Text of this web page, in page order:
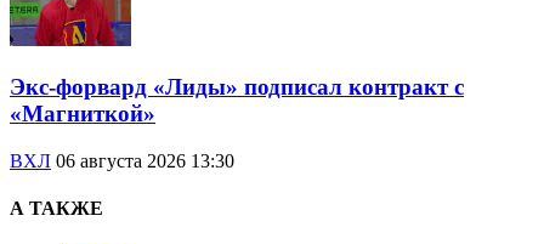
Экс-форвард «Лиды» подписал контракт с
«Магниткой»
ВХЛ 06 августа 2026 13:30
А ТАКЖЕ